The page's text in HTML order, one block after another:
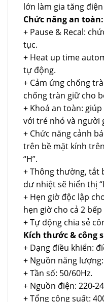
lớn làm gia tăng
Chức năng an toàn:
+ Pause & Recal:
tục.
+ Heat up time
tự động.
+ Cảm ứng chống
chống tràn giữ cho
+ Khoá an toàn:
với trẻ nhỏ và người
+ Chức năng cảnh
trên bề mặt kính
“H”.
+ Thông thường, tắt
dư nhiệt sẽ hiển thị
+ Hẹn giờ độc lập
hẹn giờ cho cả 2
+ Tự động chia sẻ
Kích thước & công
+ Dạng điều khiển:
+ Nguồn năng
+ Tần số: 50/60Hz.
+ Nguồn điện: 220-
+ Tổng công suất: